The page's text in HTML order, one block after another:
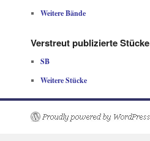
Weitere Bände
Verstreut publizierte Stücke
SB
Weitere Stücke